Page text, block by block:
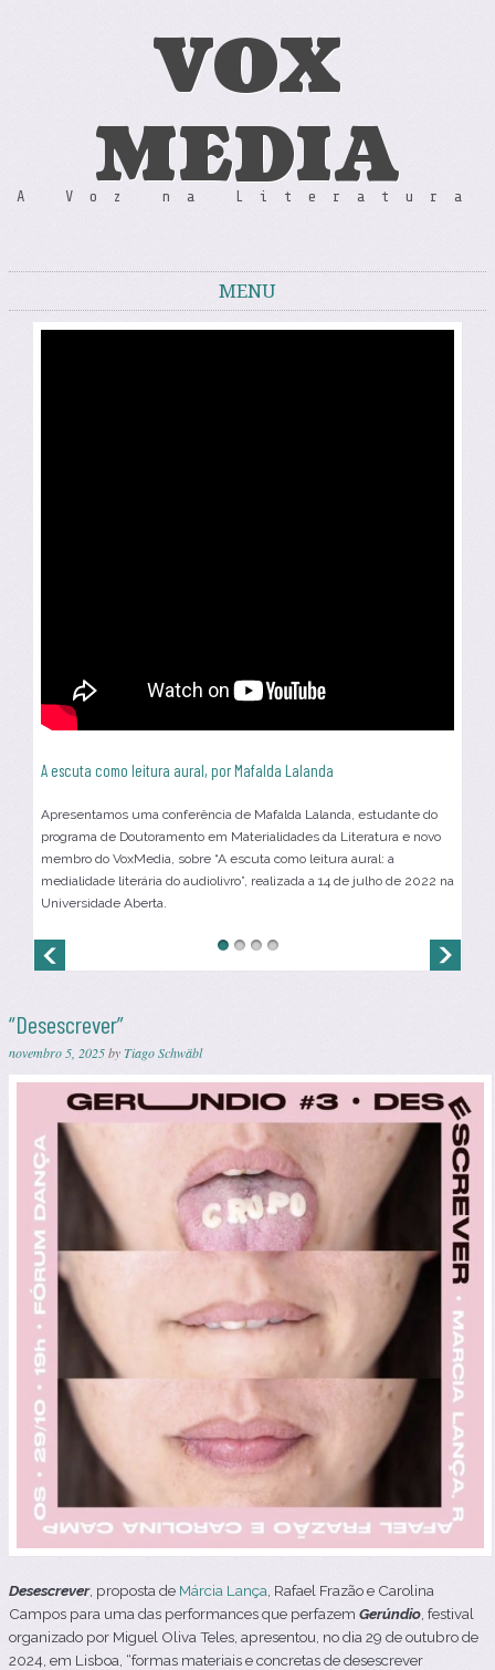
VOX
MEDIA
A Voz na Literatura
MENU
Skip to content
A escuta como leitura aural, por Mafalda Lalanda
Apresentamos uma conferência de Mafalda Lalanda, estudante do
programa de Doutoramento em Materialidades da Literatura e novo
membro do VoxMedia, sobre “A escuta como leitura aural: a
medialidade literária do audiolivro”, realizada a 14 de julho de 2022 na
Universidade Aberta.
“Desescrever”
novembro 5, 2025byTiago Schwäbl
Desescrever, proposta de Márcia Lança , Rafael Frazão e Carolina
Campos para uma das performances que perfazem Gerúndio , festival
organizado por Miguel Oliva Teles , apresentou, no dia 29 de outubro de
2024, em Lisboa, “formas materiais e concretas de desescrever